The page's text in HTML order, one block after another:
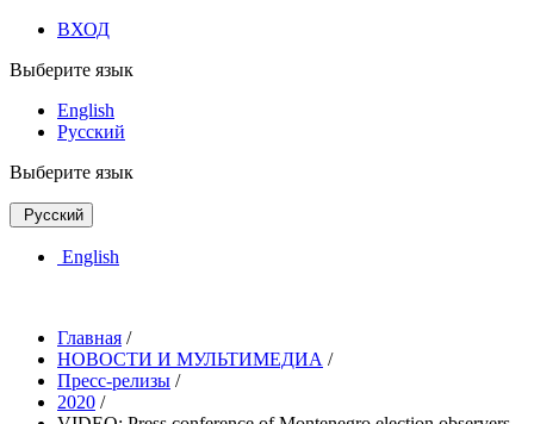
ВХОД
Выберите язык
English
Русский
Выберите язык
Русский
English
Главная /
НОВОСТИ И МУЛЬТИМЕДИА /
Пресс-релизы /
2020 /